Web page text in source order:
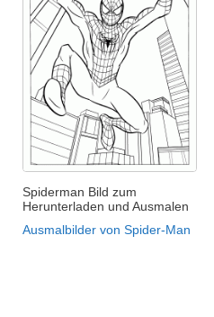
Spiderman Bild zum
Herunterladen und Ausmalen
Ausmalbilder von Spider-Man